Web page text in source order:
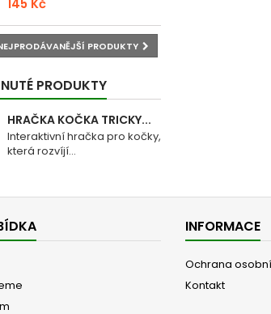
145 Kč
PRODUKTY
PRODUKTY
HRAČKA KOČKA TRICKY...
Interaktivní hračka pro kočky,
která rozvíjí...
INFORMACE
Ochrana
Kontakt